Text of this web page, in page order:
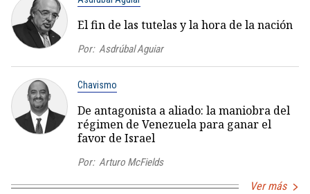
El fin de las tutelas y la hora de la nación
Por: Asdrúbal Aguiar
Chavismo
De antagonista a aliado: la maniobra del
régimen de Venezuela para ganar el
favor de Israel
Por: Arturo McFields
Ver más